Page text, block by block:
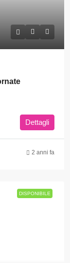
Dettagli
2 anni fa
DISPONIBILE